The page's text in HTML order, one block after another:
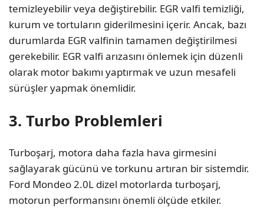
temizleyebilir veya değiştirebilir. EGR valfi temizliği,
kurum ve tortuların giderilmesini içerir. Ancak, bazı
durumlarda EGR valfinin tamamen değiştirilmesi
gerekebilir. EGR valfi arızasını önlemek için düzenli
olarak motor bakımı yaptırmak ve uzun mesafeli
sürüşler yapmak önemlidir.
3. Turbo Problemleri
Turboşarj, motora daha fazla hava girmesini
sağlayarak gücünü ve torkunu artıran bir sistemdir.
Ford Mondeo 2.0L dizel motorlarda turboşarj,
motorun performansını önemli ölçüde etkiler.